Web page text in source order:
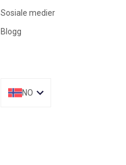
Sosiale medier
Blogg
NO